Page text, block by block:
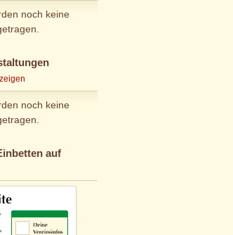
noch keine
noch keine
auf